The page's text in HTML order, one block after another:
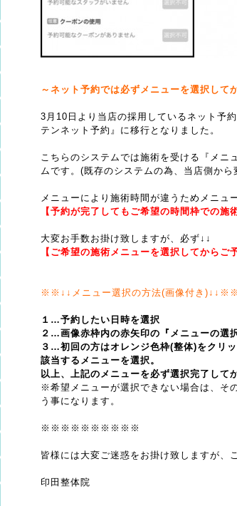
～ネット予約では必ずメニューを選択して
3月10日より当店の採用しているネット予
テンネット予約』に移行となりました。
こちらのシステムでは施術を受ける『メニ
ムです。(既存のシステムの為、当店側か
メニューにより施術時間が違うためメニュ
【予約が完了してもご希望の時間枠での施
大変お手数お掛け致しますが、必ず↓↓
【ご希望の施術メニューを選択してからご
※※↓↓メニュー選択の方法(画像付き)↓↓※※
１…予約したい日時を選択
２…画像赤枠内の赤矢印の『メニューの選
３…初回の方はオレンジ色枠(整体)をクリ
該当するメニューを選択。
以上、上記のメニューを必ず選択完了して
※希望メニューが選択できない場合は、そ
う事になります。
※※※※※※※※※※
皆様には大変ご迷惑をお掛け致しますが、
印田整体院